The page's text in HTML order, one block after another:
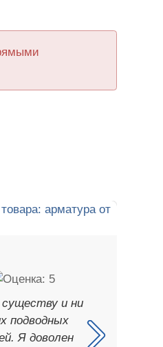
существу и ни
подводных
Я доволен